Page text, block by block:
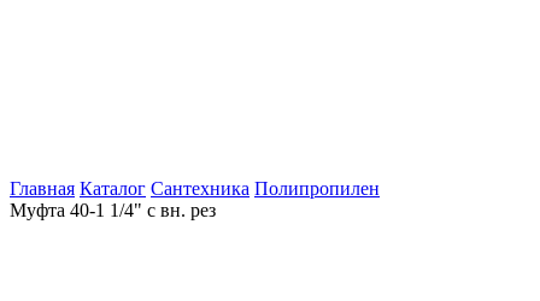
Главная Каталог Сантехника Полипропилен
Муфта 40-1 1/4" с вн. рез